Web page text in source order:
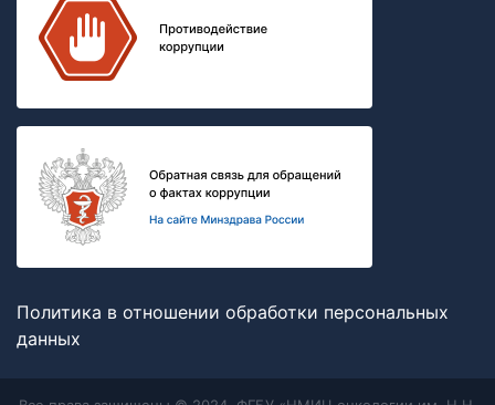
Политика в отношении обработки персональных
данных